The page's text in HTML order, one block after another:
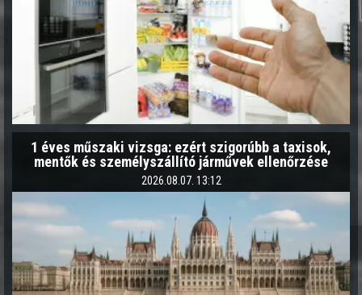
1 éves műszaki vizsga: ezért szigorúbb a taxisok,
mentők és személyszállító járművek ellenőrzése
2026.08.07. 13:12